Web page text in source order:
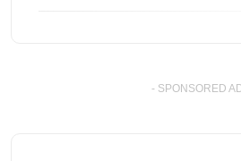
- SPONSORED